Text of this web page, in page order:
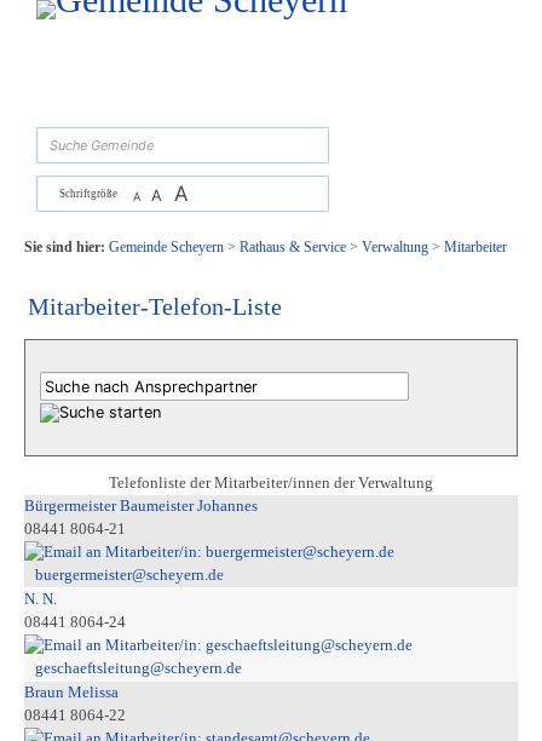
Zum Inhalt, zur Navigationoder zur Startseite springen.
Schriftgröße A A A
Sie sind hier: Gemeinde Scheyern> Rathaus & Service> Verwaltung> Mitarbeiter
Mitarbeiter-Telefon-Liste
Telefonliste der Mitarbeiter/innen der Verwaltung
Bürgermeister Baumeister Johannes
08441 8064-21
buergermeister@scheyern.de
N. N.
08441 8064-24
geschaeftsleitung@scheyern.de
Braun Melissa
08441 8064-22